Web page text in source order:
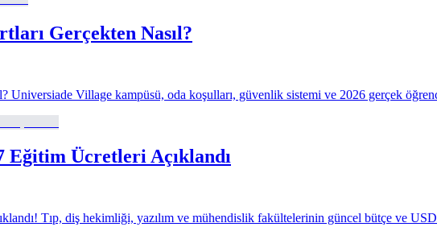
Gerçekten Nasıl?
Universiade Village kampüsü, oda koşulları, güvenlik sistemi ve 2026 gerçek
Eğitim Ücretleri Açıklandı
Tıp, diş hekimliği, yazılım ve mühendislik fakültelerinin güncel bütçe ve